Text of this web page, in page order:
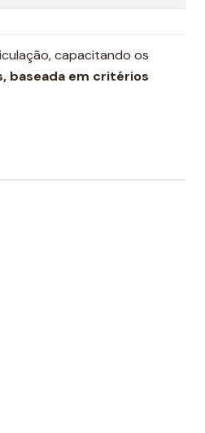
capacitando os
baseada em critérios